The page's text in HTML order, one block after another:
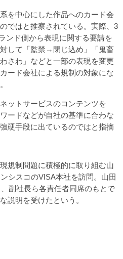
を中心にした作品へのカード会
ではと推察されている。実際、3
ンド側から表現に関する要請を
して「監禁→閉じ込め」「鬼畜
さわ」などと一部の表現を変更
ード会社による規制の対象にな
ットサービスのコンテンツを
ードなどが自社の基準に合わな
硬手段に出ているのではと指摘
規制問題に積極的に取り組む山
シスコのVISA本社を訪問。山田
副社長ら各責任者同席のもとで
説明を受けたという。